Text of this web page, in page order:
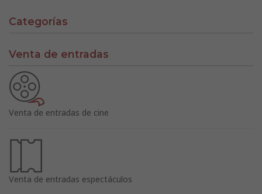
Categorías
Venta de entradas
Venta de entradas de cine
Venta de entradas espectáculos